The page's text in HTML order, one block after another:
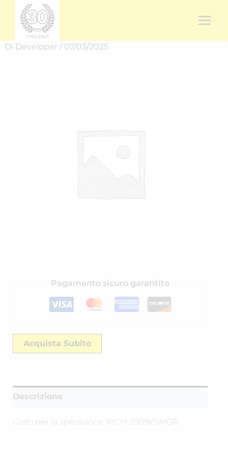
contenuto
Di Developer / 07/03/2025
Pagamento sicuro garantito
Acquista Subito
Descrizione
Costi per la spedizione RICH-2509Y5MDR